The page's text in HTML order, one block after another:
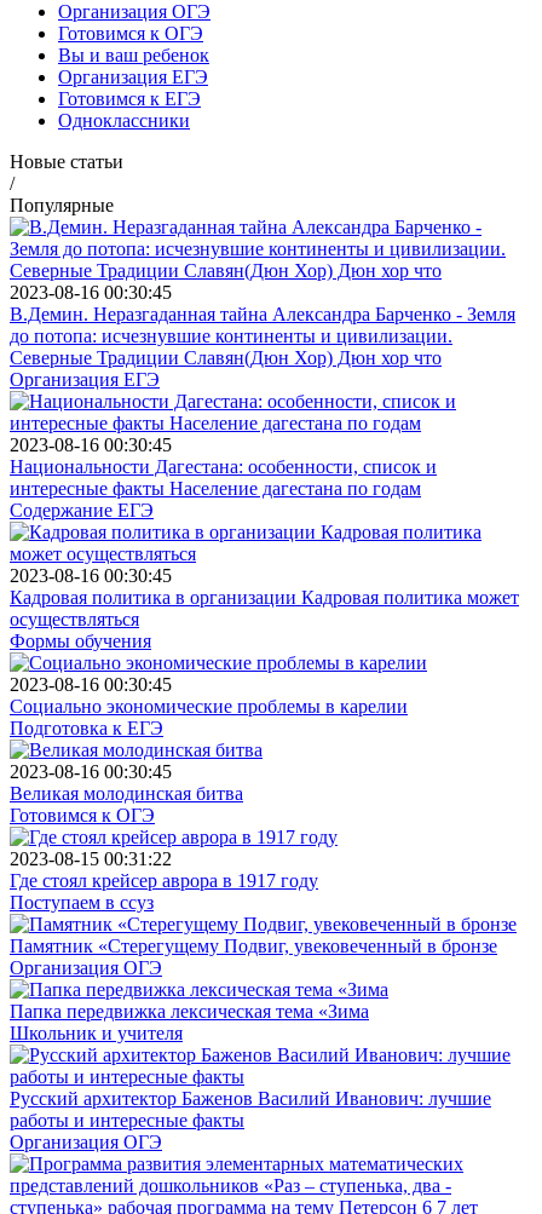
Организация ОГЭ
Готовимся к ОГЭ
Вы и ваш ребенок
Организация ЕГЭ
Готовимся к ЕГЭ
Одноклассники
Новые статьи
/
Популярные
2023-08-16 00:30:45
В.Демин. Неразгаданная тайна Александра Барченко - Земля
до потопа: исчезнувшие континенты и цивилизации.
Северные Традиции Славян(Дюн Хор) Дюн хор что
Организация ЕГЭ
2023-08-16 00:30:45
Национальности Дагестана: особенности, список и
интересные факты Население дагестана по годам
Содержание ЕГЭ
2023-08-16 00:30:45
Кадровая политика в организации Кадровая политика может
осуществляться
Формы обучения
2023-08-16 00:30:45
Социально экономические проблемы в карелии
Подготовка к ЕГЭ
2023-08-16 00:30:45
Великая молодинская битва
Готовимся к ОГЭ
2023-08-15 00:31:22
Где стоял крейсер аврора в 1917 году
Поступаем в ссуз
Памятник «Стерегущему Подвиг, увековеченный в бронзе
Организация ОГЭ
Папка передвижка лексическая тема «Зима
Школьник и учителя
Русский архитектор Баженов Василий Иванович: лучшие
работы и интересные факты
Организация ОГЭ